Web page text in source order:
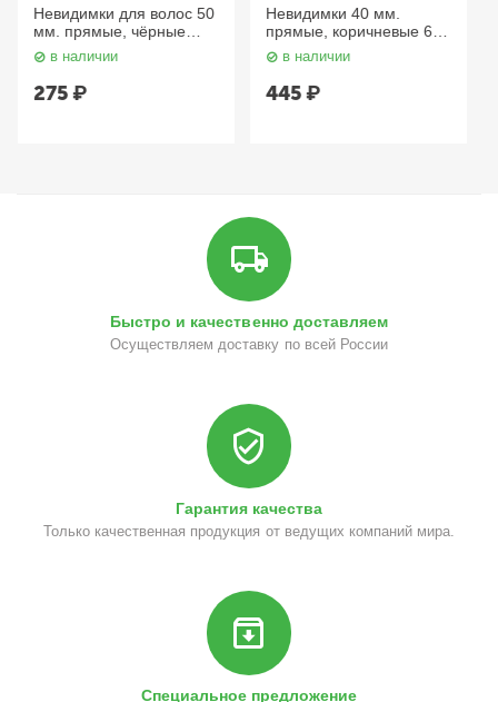
Невидимки для волос 50
мм. прямые, чёрные
SLN50P-1/60 Dewal
в наличии
275₽
Невидимки 40 мм.
прямые, коричневые 60
шт. SLN40P-3/60 Dewal
в наличии
445₽
Быстро и качественно доставляем
Осуществляем доставку по всей России
Гарантия качества
Только качественная продукция от ведущих компаний мира.
Специальное предложение